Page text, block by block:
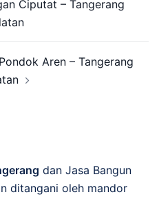
Ciputat – Tangerang
Aren – Tangerang
dan Jasa Bangun
ditangani oleh mandor